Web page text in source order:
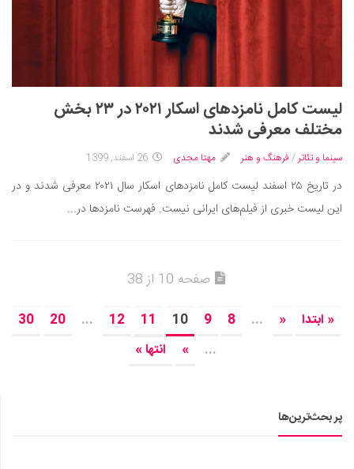
لیست کامل نامزدهای اسکار ۲۰۲۱ در ۲۳ بخش
مختلف معرفی شدند
سینما و تئاتر/ فرهنگ و هنر مهتا مجدی 26 اسفند, 1399
در تاریخ ۲۵ اسفند لیست کامل نامزدهای اسکار سال ۲۰۲۱ معرفی شدند و در
این لیست خبری از فیلم‌های ایرانی نیست. فهرست نامزدها در...
صفحه 10 از 38
« ابتدا «
...
8
9
10
11
12
...
20
30
...
» انتها »
پر بحث‌ترین‌ها